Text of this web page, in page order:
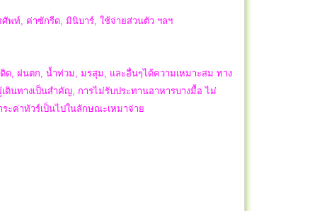
ศัพท์, ค่าซักรีด, มินิบาร์, ใช้จ่ายส่วนตัว ฯลฯ
ด, ฝนตก, น้ำท่วม, มรสุม, และอื่นๆได้ความเหมาะสม ทาง
ดินทางเป็นสำคัญ, การไม่รับประทานอาหารบางมื้อ ไม่
ะค่าทัวร์เป็นไปในลักษณะเหมาจ่าย